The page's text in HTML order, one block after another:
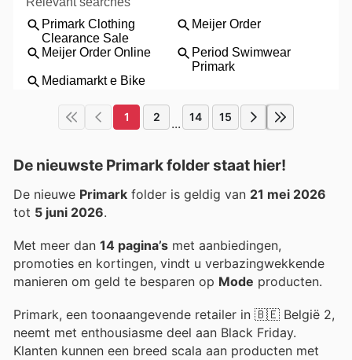
1 2 ... 14 15
De nieuwste Primark folder staat hier!
De nieuwe Primark folder is geldig van 21 mei 2026
tot 5 juni 2026.
Met meer dan 14 pagina’s met aanbiedingen,
promoties en kortingen, vindt u verbazingwekkende
manieren om geld te besparen op Mode producten.
Primark, een toonaangevende retailer in 🇧🇪 België 2,
neemt met enthousiasme deel aan Black Friday.
Klanten kunnen een breed scala aan producten met